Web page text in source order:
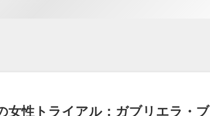
女性トライアル：ガブリエラ・ブ